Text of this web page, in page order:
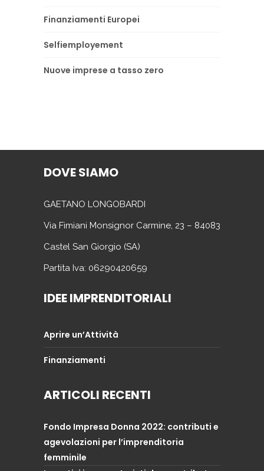
Finanziamenti Europei
Selfiemployement
Nuove imprese a tasso zero
DOVE SIAMO
GAETANO LONGOBARDI
Via Fimiani Monsignor Carmine, 23 – 84083
Castel San Giorgio (SA)
Partita Iva: 06290420659
IDEE IMPRENDITORIALI
Aprire un’Attività
Finanziamenti
ARTICOLI RECENTI
Fondo Impresa Donna 2022: contributi e
agevolazioni per l’imprenditoria
femminile